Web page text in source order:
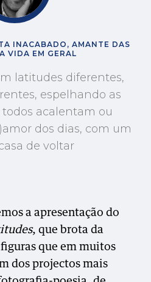
INACABADO, AMANTE DAS
VIDA EM GERAL
latitudes diferentes,
espelhando as
todos acalentam ou
dos dias, com um
de voltar
a apresentação do
, que brota da
que em muitos
dos projectos mais